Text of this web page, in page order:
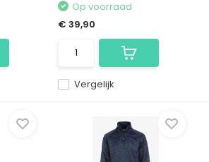
Vergelijk
Op voorraad
€ 39,90